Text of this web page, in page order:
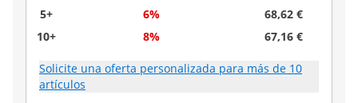
5+
6%
68,62 €
10+
8% 67,16 €
Solicite una oferta personalizada para más de 10
artículos